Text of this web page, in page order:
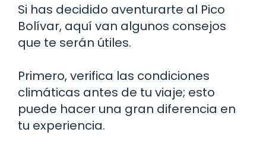
Si has decidido aventurarte al Pico
Bolívar, aquí van algunos consejos
que te serán útiles.
Primero, verifica las condiciones
climáticas antes de tu viaje; esto
puede hacer una gran diferencia en
tu experiencia.